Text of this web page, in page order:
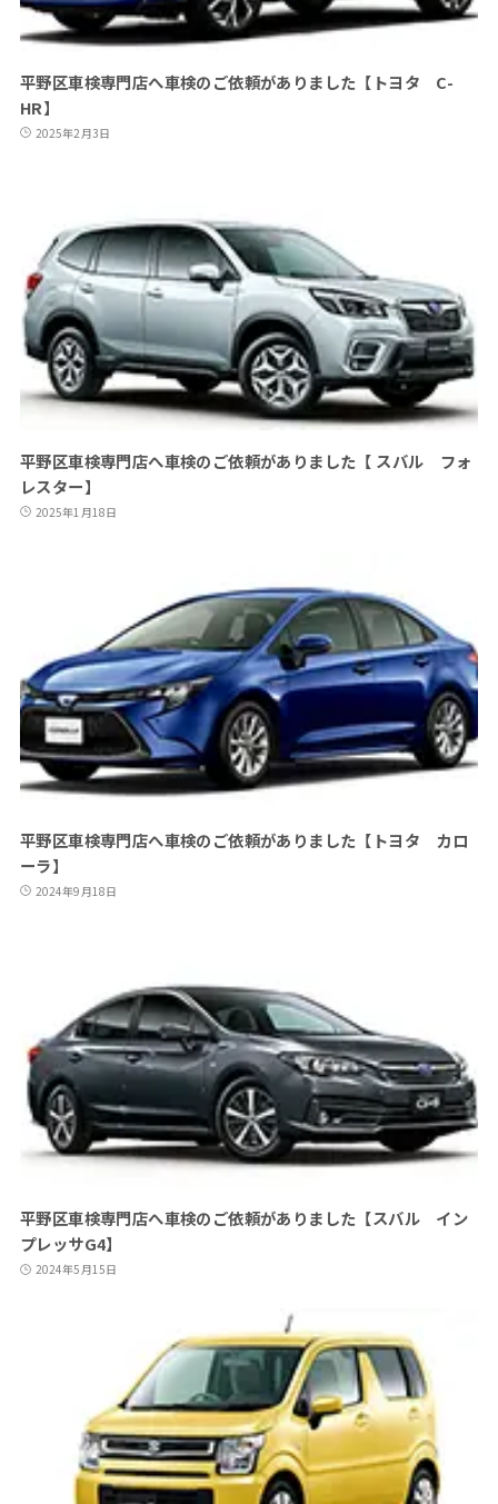
平野区車検専門店へ車検のご依頼がありました【トヨタ C-
HR】
2025年2月3日
平野区車検専門店へ車検のご依頼がありました【 スバル フォ
レスター】
2025年1月18日
平野区車検専門店へ車検のご依頼がありました【トヨタ カロ
ーラ】
2024年9月18日
平野区車検専門店へ車検のご依頼がありました【スバル イン
プレッサG4】
2024年5月15日